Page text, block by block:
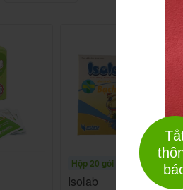
Hộp 20 gói x 6g
Isolab